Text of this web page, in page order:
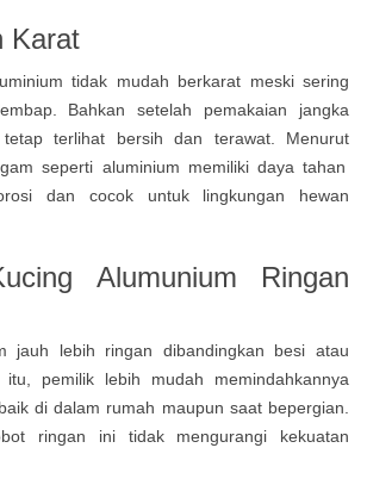
Karat
tidak mudah berkarat meski sering
Bahkan setelah pemakaian jangka
tetap terlihat bersih dan terawat. Menurut
seperti aluminium memiliki daya tahan
dan cocok untuk lingkungan hewan
Alumunium Ringan
jauh lebih ringan dibandingkan besi atau
pemilik lebih mudah memindahkannya
di dalam rumah maupun saat bepergian.
ringan ini tidak mengurangi kekuatan